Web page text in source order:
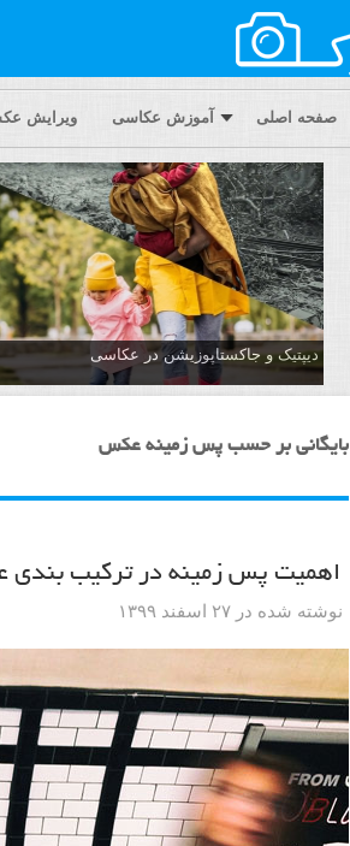
صفحه اصلی آموزش عکاسی ویرایش
دیپتیک و جاکستا‌پوزیشن در عکاسی
بایگانی بر حسب پس زمینه عکس
اهمیت پس زمینه در ترکیب بندی
نوشته شده در ۲۷ اسفند ۱۳۹۹